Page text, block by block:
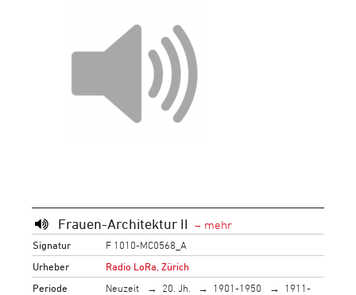
Frauen-Architektur II
Signatur
F 1010-MC0568_A
Urheber
Radio LoRa, Zürich
Periode
Neuzeit 20. Jh. 1901-1950
1911-